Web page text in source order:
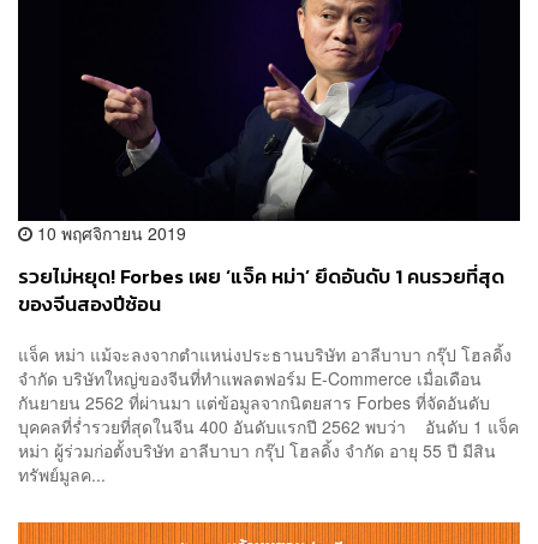
10 พฤศจิกายน 2019
รวยไม่หยุด! Forbes เผย ‘แจ็ค หม่า’ ยึดอันดับ 1 คนรวยที่สุด
ของจีนสองปีซ้อน
แจ็ค หม่า แม้จะลงจากตำแหน่งประธานบริษัท อาลีบาบา กรุ๊ป โฮลดิ้ง
จำกัด บริษัทใหญ่ของจีนที่ทำแพลตฟอร์ม E-Commerce เมื่อเดือน
กันยายน 2562 ที่ผ่านมา แต่ข้อมูลจากนิตยสาร Forbes ที่จัดอันดับ
บุคคลที่ร่ำรวยที่สุดในจีน 400 อันดับแรกปี 2562 พบว่า อันดับ 1 แจ็ค
หม่า ผู้ร่วมก่อตั้งบริษัท อาลีบาบา กรุ๊ป โฮลดิ้ง จำกัด อายุ 55 ปี มีสิน
ทรัพย์มูลค...